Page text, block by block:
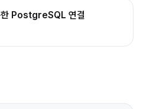
PostgreSQL 연결